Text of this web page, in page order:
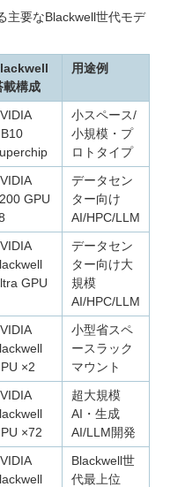
主要なBlackwell世代モデ
載構成
用途例
小スペース/
小規模・プ
ロトタイプ
GPU
データセン
ター向け
AI/HPC/LLM
GPU
データセン
ター向け大
規模
AI/HPC/LLM
×2
小型省スペ
ースラック
マウント
×72
超大規模
AI・生成
AI/LLM開発
Blackwell世
代最上位